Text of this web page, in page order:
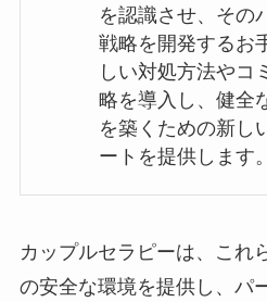
を認識させ、その
戦略を開発するお
しい対処方法やコ
略を導入し、健全
を築くための新し
ートを提供します。
カップルセラピーは、これ
の安全な環境を提供し、パ